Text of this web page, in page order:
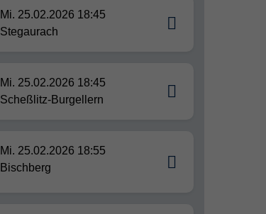
Mi. 25.02.2026 18:45
Stegaurach
Mi. 25.02.2026 18:45
Scheßlitz-Burgellern
Mi. 25.02.2026 18:55
Bischberg